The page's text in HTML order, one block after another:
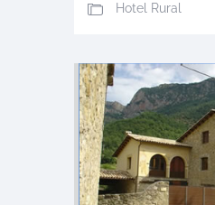
Hotel Rural